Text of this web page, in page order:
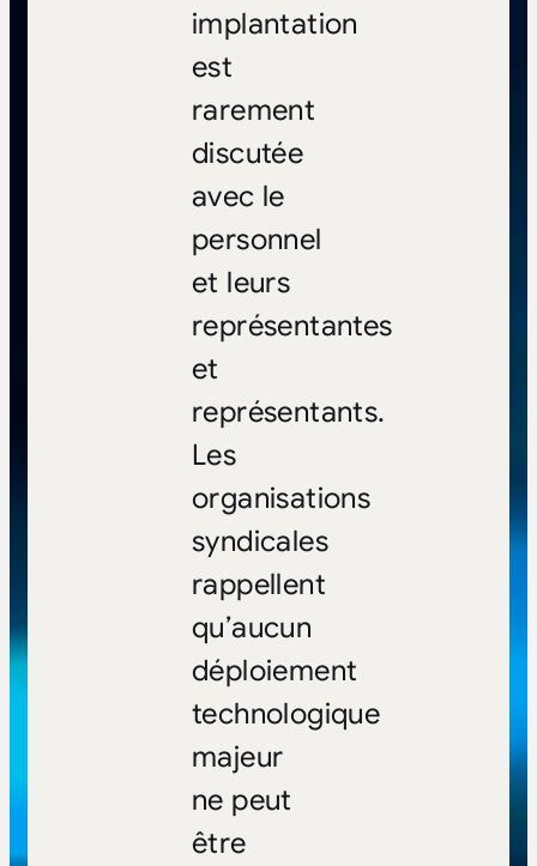
implantation
est
rarement
discutée
avec le
personnel
et leurs
représentantes
et
représentants.
Les
organisations
syndicales
rappellent
qu’aucun
déploiement
technologique
majeur
ne peut
être